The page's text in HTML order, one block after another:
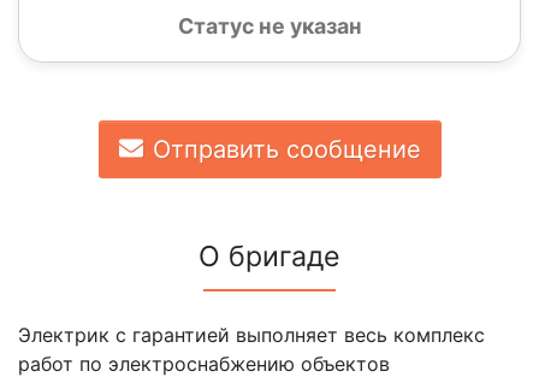
Статус не указан
Отправить сообщение
О бригаде
Электрик с гарантией выполняет весь комплекс
работ по электроснабжению объектов